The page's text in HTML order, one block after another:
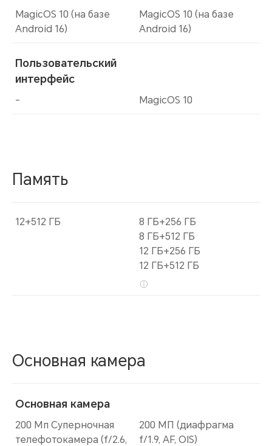
MagicOS 10 (на базе
Android 16)
Пользовательский
интерфейс
-
MagicOS 10 (на базе
Android 16)
MagicOS 10
Память
12+512 ГБ
8 ГБ+256 ГБ
8 ГБ+512 ГБ
12 ГБ+256 ГБ
12 ГБ+512 ГБ
Основная камера
Основная камера
200 Мп Суперночная
телефотокамера (f/2.6,
200 МП (диафрагма
f/1.9, AF, OIS)